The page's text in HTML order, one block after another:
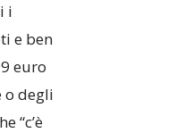
i
e ben
euro
o degli
“c’è